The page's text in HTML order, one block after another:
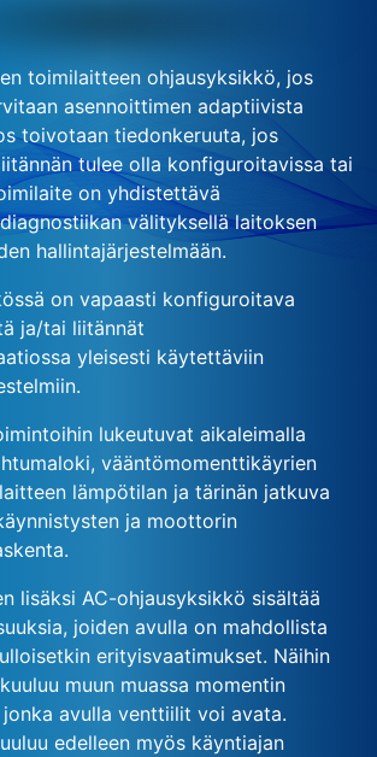
toimilaitteen ohjausyksikkö, jos
asennoittimen adaptiivista
toivotaan tiedonkeruuta, jos
tulee olla konfiguroitavissa tai
on yhdistettävä
välityksellä laitoksen
hallintajärjestelmään.
on vapaasti konfiguroitava
ja/tai liitännät
yleisesti käytettäviin
lukeutuvat aikaleimalla
vääntömomenttikäyrien
lämpötilan ja tärinän jatkuva
ja moottorin
lisäksi AC-ohjausyksikkö sisältää
joiden avulla on mahdollista
erityisvaatimukset. Näihin
muun muassa momentin
avulla venttiilit voi avata.
edelleen myös käyntiajan